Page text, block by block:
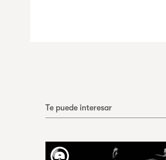
Te puede interesar